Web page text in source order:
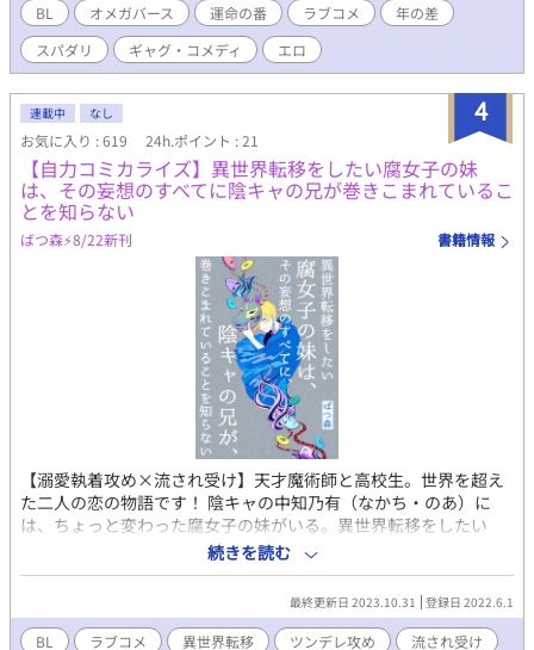
BL オメガバース 運命の番 ラブコメ
年の差
スパダリ
ギャグ・コメディ エロ
4
連載中 なし
お気に入り : 619 24h.ポイント : 21
【自力コミカライズ】異世界転移をしたい腐女子の妹
は、その妄想のすべてに陰キャの兄が巻きこまれているこ
とを知らない
ばつ森⚡️8/22新刊 書籍情報
【溺愛執着攻め×流され受け】天才魔術師と高校生。世界を超え
た二人の恋の物語です！ 陰キャの中知乃有（なかち・のあ）に
は、ちょっと変わった腐女子の妹がいる。異世界転移をしたい
妹・羽里（うり）の代わりに、なぜか乃有が巻き込まれ、ありと
あらゆる異世界に飛ばされてしまうことに。しかし、毎回、違う
世界に来ているはずなのに、どこの世界にも必ず、乃有の近くに
は、おかしなツンデレが現れる。色んな世界のツンデレは、なぜ
か、一番はじめに行った世界の、天才魔術師・ヒューにそっく
続きを読む
最終更新日 2023.10.31 登録日 2022.6.1
BL ラブコメ 異世界転移 ツンデレ攻め 流され受け